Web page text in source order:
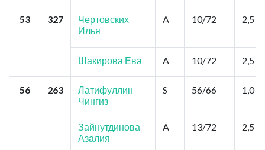
53 327
Чертовских
Илья
A 10/72 2,5
Шакирова Ева A 10/72 2,5
56 263
Латифуллин
Чингиз
S 56/66 1,0
Зайнутдинова
Азалия
A 13/72 2,5